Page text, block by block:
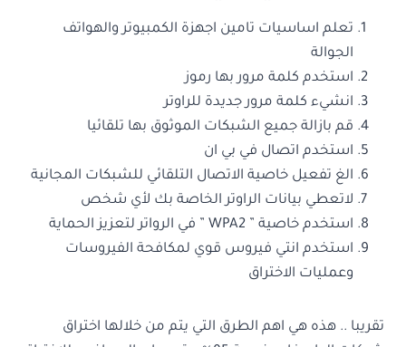
تعلم اساسيات تامين اجهزة الكمبيوتر والهواتف
الجوالة
استخدم كلمة مرور بها رموز
انشيء كلمة مرور جديدة للراوتر
قم بازالة جميع الشبكات الموثوق بها تلقائيا
استخدم اتصال في بي ان
الغ تفعيل خاصية الاتصال التلقائي للشبكات المجانية
لاتعطي بيانات الراوتر الخاصة بك لأي شخص
استخدم خاصية ” WPA2 ” في الرواتر لتعزيز الحماية
استخدم انتي فيروس قوي لمكافحة الفيروسات
وعمليات الاختراق
تقريبا .. هذه هي اهم الطرق التي يتم من خلالها اختراق